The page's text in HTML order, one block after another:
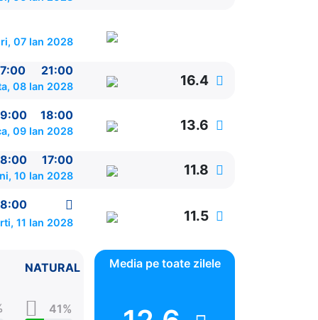
07 Ian 2028
21:00
08 Ian 2028 16.4
18:00
09 Ian 2028 13.6
17:00
10 Ian 2028 11.8
11 Ian 2028 11.5
NATURAL
41%
Media pe toate zilele